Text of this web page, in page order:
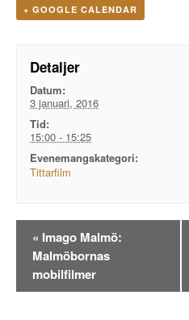
+ GOOGLE CALENDAR
Detaljer
Datum:
3 januari, 2016
Tid:
15:00 - 15:25
Evenemangskategori:
Tittarfilm
Evenemangsnavigation
« Imago Malmö:
Malmöbornas
mobilfilmer